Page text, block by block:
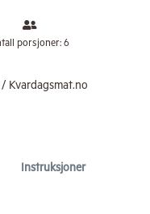
porsjoner: 6
Kvardagsmat.no
Instruksjoner